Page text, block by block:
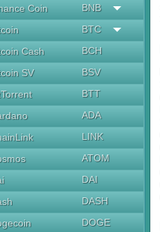
Coin
BNB
BTC
Cash
BCH
SV
BSV
BTT
ADA
LINK
ATOM
DAI
DASH
DOGE